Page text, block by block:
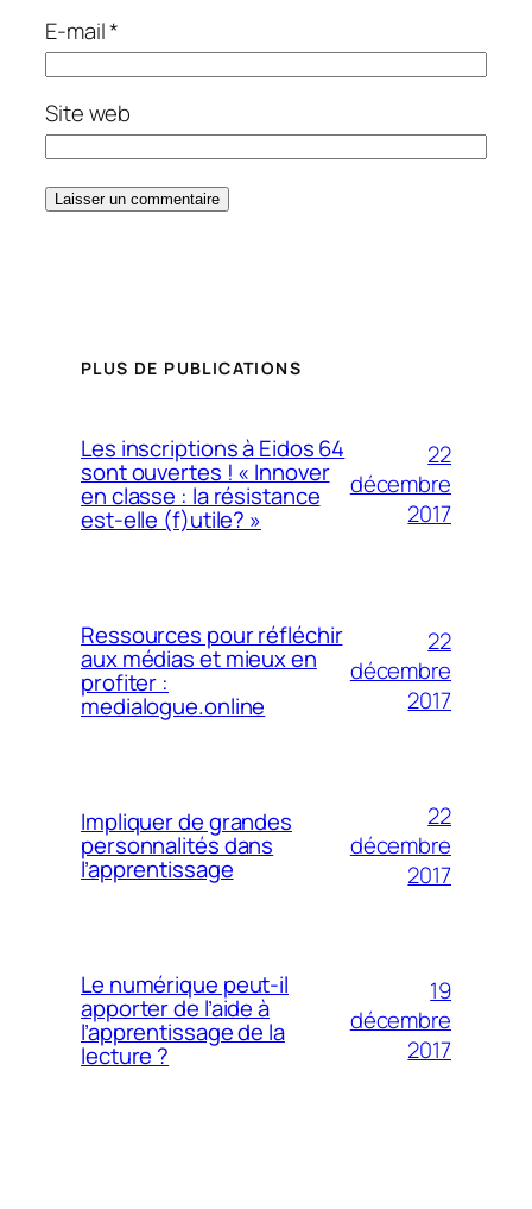
E-mail*
Site web
PLUS DE PUBLICATIONS
Les inscriptions à Eidos 64
sont ouvertes ! « Innover
en classe : la résistance
est-elle (f)utile? »
22
décembre
2017
Ressources pour réfléchir
aux médias et mieux en
profiter :
medialogue.online
22
décembre
2017
Impliquer de grandes
personnalités dans
l’apprentissage
22
décembre
2017
Le numérique peut-il
apporter de l’aide à
l’apprentissage de la
lecture ?
19
décembre
2017